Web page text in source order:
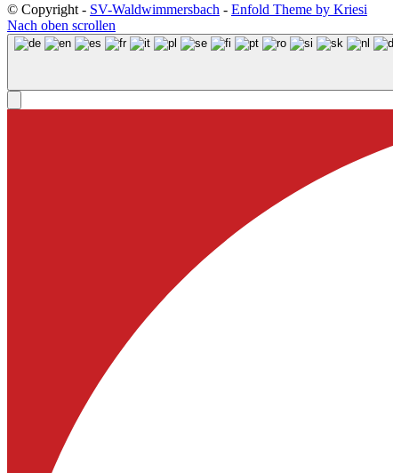
© Copyright - SV-Waldwimmersbach - Enfold Theme by Kriesi
Nach oben scrollen